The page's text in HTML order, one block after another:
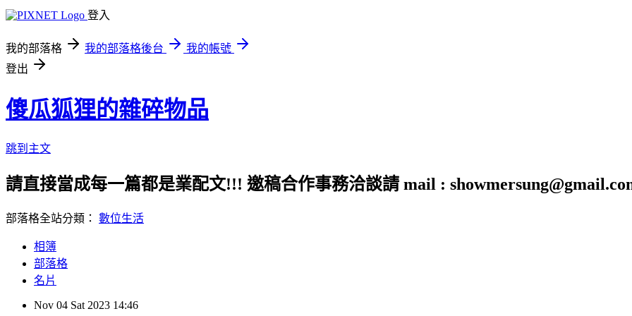
登入
我的部落格 我的部落格後台
我的帳號
登出
傻瓜狐狸的雜碎物品
跳到主文
請直接當成每一篇都是業配文!!! 邀稿合作事務洽談請 mail :
部落格全站分類： 數位生活
相簿
部落格
名片
Nov 04 Sat 2023 14:46